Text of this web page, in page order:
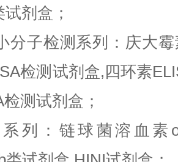
剂盒；
分子检测系列：庆大
检测试剂盒,四环素
测试剂盒；
列：链球菌溶血素